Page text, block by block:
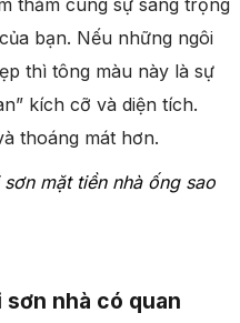
bạn. Nếu những ngôi
thì tông màu này là sự
kích cỡ và diện tích.
thoáng mát hơn.
sơn mặt tiền nhà ống sao
sơn nhà có quan